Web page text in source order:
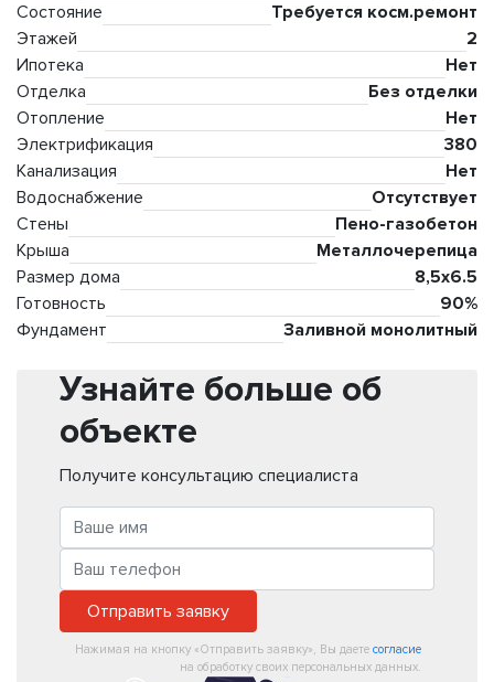
Состояние
Требуется косм.ремонт
Этажей
2
Ипотека
Нет
Отделка
Без отделки
Отопление
Нет
Электрификация
380
Канализация
Нет
Водоснабжение
Отсутствует
Стены
Пено-газобетон
Крыша
Металлочерепица
Размер дома
8,5x6.5
Готовность
90%
Фундамент
Заливной монолитный
Узнайте больше об
объекте
Получите консультацию специалиста
Отправить заявку
Нажимая на кнопку «Отправить заявку», Вы даете согласие
на обработку своих персональных данных.